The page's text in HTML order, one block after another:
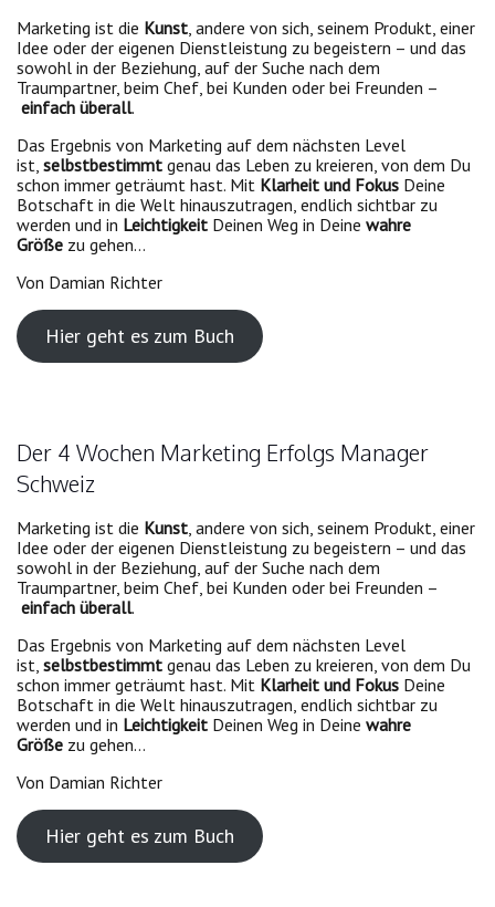
Marketing ist die Kunst, andere von sich, seinem Produkt, einer
Idee oder der eigenen Dienstleistung zu begeistern – und das
sowohl in der Beziehung, auf der Suche nach dem
Traumpartner, beim Chef, bei Kunden oder bei Freunden –
einfach überall.
Das Ergebnis von Marketing auf dem nächsten Level
ist, selbstbestimmt genau das Leben zu kreieren, von dem Du
schon immer geträumt hast. Mit Klarheit und Fokus Deine
Botschaft in die Welt hinauszutragen, endlich sichtbar zu
werden und in Leichtigkeit Deinen Weg in Deine wahre
Größe zu gehen…
Von Damian Richter
Hier geht es zum Buch
Der 4 Wochen Marketing Erfolgs Manager
Schweiz
Marketing ist die Kunst , andere von sich, seinem Produkt, einer
Idee oder der eigenen Dienstleistung zu begeistern – und das
sowohl in der Beziehung, auf der Suche nach dem
Traumpartner, beim Chef, bei Kunden oder bei Freunden –
einfach überall.
Das Ergebnis von Marketing auf dem nächsten Level
ist, selbstbestimmt genau das Leben zu kreieren, von dem Du
schon immer geträumt hast. Mit Klarheit und Fokus Deine
Botschaft in die Welt hinauszutragen, endlich sichtbar zu
werden und in Leichtigkeit Deinen Weg in Deine wahre
Größe zu gehen…
Von Damian Richter
Hier geht es zum Buch